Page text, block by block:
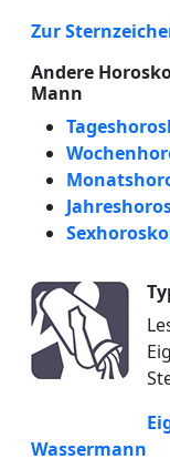
Zur
Andere
Mann
Wassermann